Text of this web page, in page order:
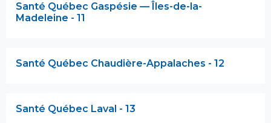
Santé Québec Gaspésie — Îles-de-la-
Madeleine - 11
Santé Québec Chaudière-Appalaches - 12
Santé Québec Laval - 13